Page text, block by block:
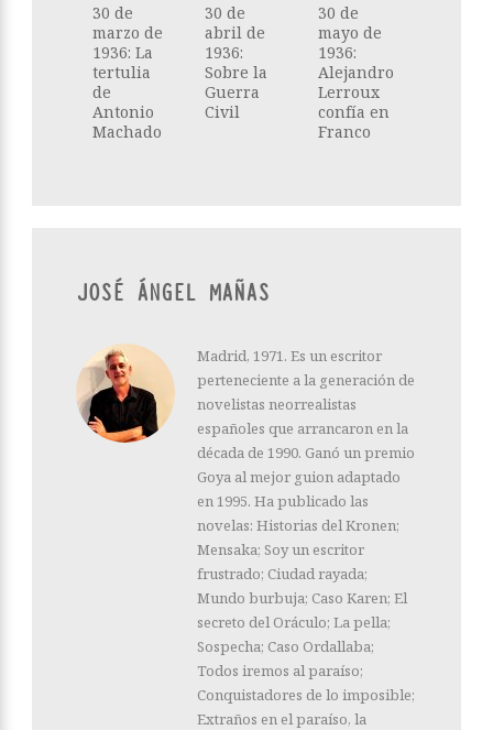
30 de
marzo de
1936: La
tertulia
de
Antonio
Machado
30 de
abril de
1936:
Sobre la
Guerra
Civil
30 de
mayo de
1936:
Alejandro
Lerroux
confía en
Franco
JOSÉ ÁNGEL MAÑAS
Madrid, 1971. Es un escritor
perteneciente a la generación de
novelistas neorrealistas
españoles que arrancaron en la
década de 1990. Ganó un premio
Goya al mejor guion adaptado
en 1995. Ha publicado las
novelas: Historias del Kronen;
Mensaka; Soy un escritor
frustrado; Ciudad rayada;
Mundo burbuja; Caso Karen; El
secreto del Oráculo; La pella;
Sospecha; Caso Ordallaba;
Todos iremos al paraíso;
Conquistadores de lo imposible;
Extraños en el paraíso, la